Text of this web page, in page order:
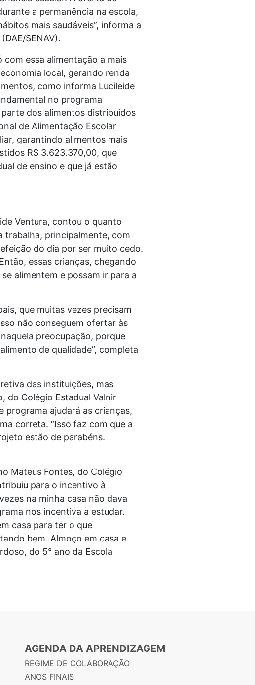
a permanência na escola,
mais saudáveis”, informa a
SENAV).
com essa alimentação a mais
local, gerando renda
como informa Lucileide
no programa
dos alimentos distribuídos
de Alimentação Escolar
garantindo alimentos mais
R$ 3.623.370,00, que
de ensino e que já estão
Ventura, contou o quanto
trabalha, principalmente, com
do dia por ser muito cedo.
essas crianças, chegando
alimentem e possam ir para a
que muitas vezes precisam
não conseguem ofertar às
preocupação, porque
de qualidade”, completa
das instituições, mas
do Colégio Estadual Valnir
ajudará as crianças,
correta. “Isso faz com que a
estão de parabéns.
Mateus Fontes, do Colégio
para o incentivo à
na minha casa não dava
nos incentiva a estudar.
casa para ter o que
bem. Almoço em casa e
do 5° ano da Escola
AGENDA DA APRENDIZAGEM
REGIME DE COLABORAÇÃO
ANOS FINAIS